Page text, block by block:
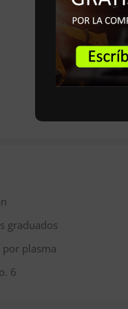
graduados
plasma
6